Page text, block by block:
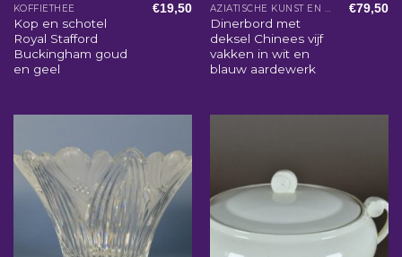
KOFFIETHEE
Kop en schotel
Royal Stafford
Buckingham goud
en geel
€19,50
Dinerbord met
deksel Chinees vijf
vakken in wit en
blauw aardewerk
€79,50